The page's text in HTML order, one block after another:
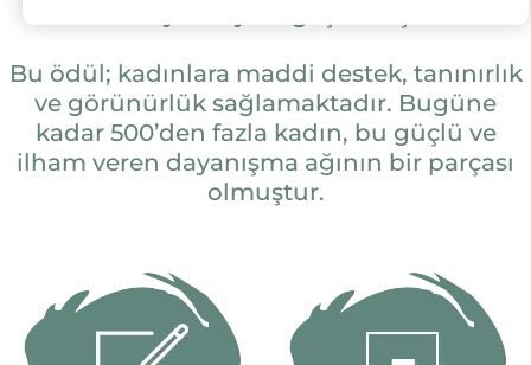
Bu ödül; kadınlara maddi destek, tanınırlık
ve görünürlük sağlamaktadır. Bugüne
kadar 500’den fazla kadın, bu güçlü ve
ilham veren dayanışma ağının bir parçası
olmuştur.